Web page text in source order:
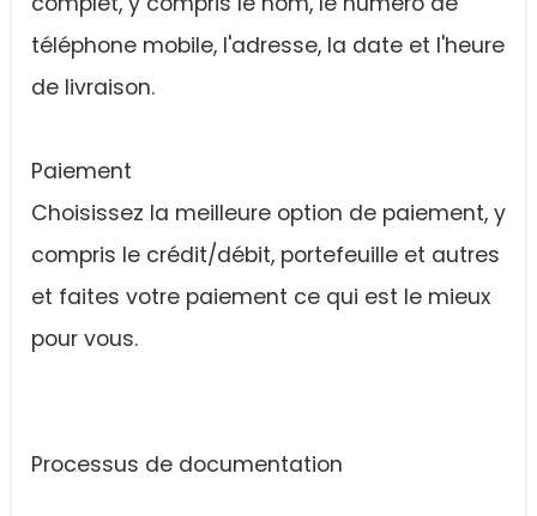
téléphone mobile, l'adresse, la date et l'heure
de livraison.
Paiement
Choisissez la meilleure option de paiement, y
compris le crédit/débit, portefeuille et autres
et faites votre paiement ce qui est le mieux
pour vous.
Processus de documentation